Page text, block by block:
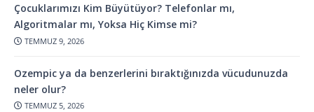
Çocuklarımızı Kim Büyütüyor? Telefonlar mı,
Algoritmalar mı, Yoksa Hiç Kimse mi?
TEMMUZ 9, 2026
Ozempic ya da benzerlerini bıraktığınızda vücudunuzda
neler olur?
TEMMUZ 5, 2026